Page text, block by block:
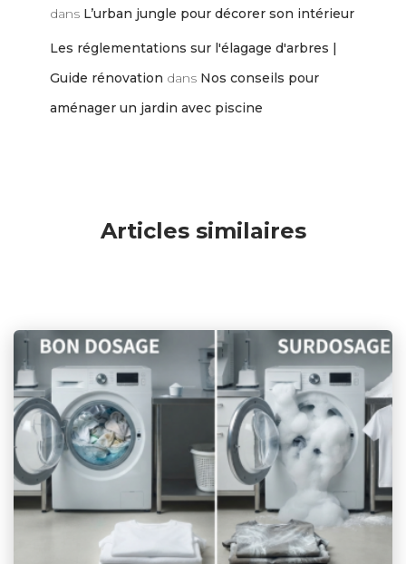
dans L’urban jungle pour décorer son intérieur
Les réglementations sur l'élagage d'arbres |
Guide rénovation dans Nos conseils pour
aménager un jardin avec piscine
Articles similaires